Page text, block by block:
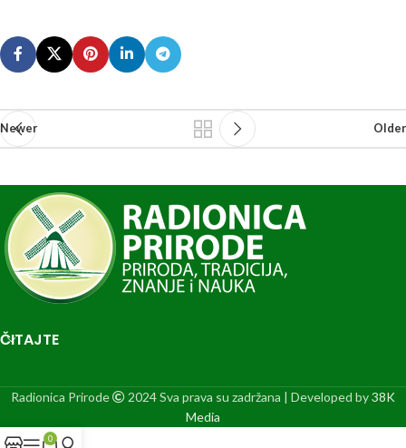
Newer Older
ČITAJTE
Radionica Prirode 2024 Sva prava su zadržana | Developed by38K
Media
0